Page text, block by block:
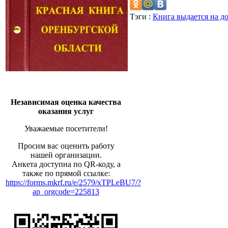
Независимая оценка качества
оказания услуг
Уважаемые посетители!
Просим вас оценить работу
нашей организации.
Анкета доступна по QR-коду, а
также по прямой ссылке:
https://forms.mkrf.ru/e/2579/xTPLeBU7/?
ap_orgcode=225813
Тэги : Книга выдается на